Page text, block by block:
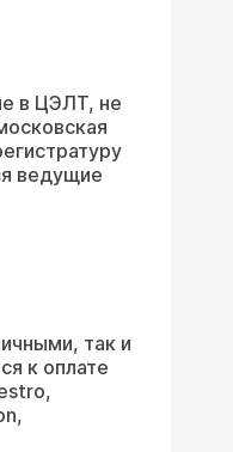
в ЦЭЛТ, не
ведущие
так и
к оплате